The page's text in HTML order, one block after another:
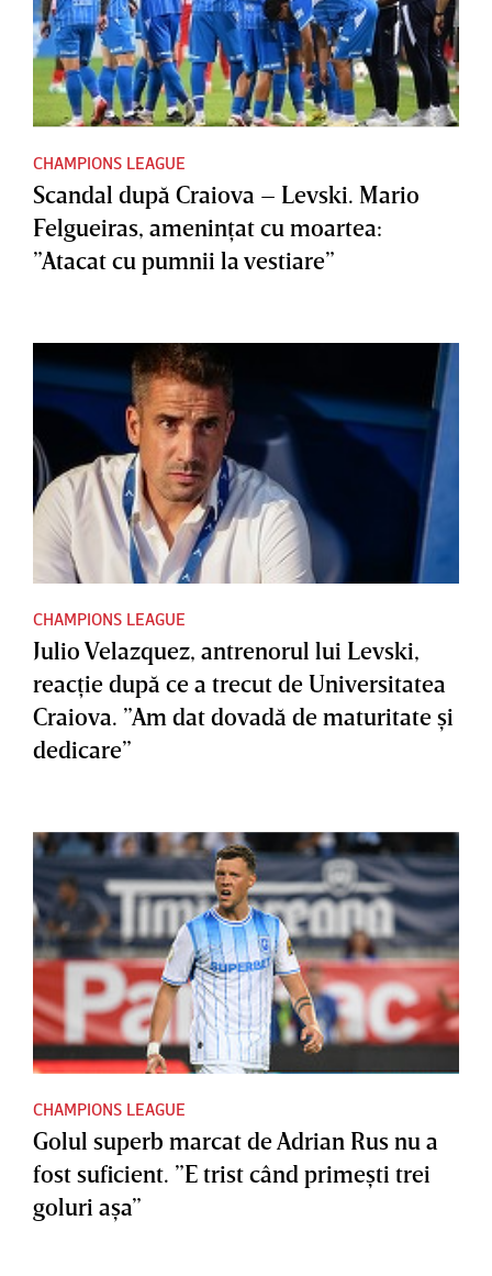
CHAMPIONS LEAGUE
Scandal după Craiova – Levski. Mario
Felgueiras, ameninţat cu moartea:
”Atacat cu pumnii la vestiare”
CHAMPIONS LEAGUE
Julio Velazquez, antrenorul lui Levski,
reacţie după ce a trecut de Universitatea
Craiova. ”Am dat dovadă de maturitate şi
dedicare”
CHAMPIONS LEAGUE
Golul superb marcat de Adrian Rus nu a
fost suficient. ”E trist când primeşti trei
goluri aşa”